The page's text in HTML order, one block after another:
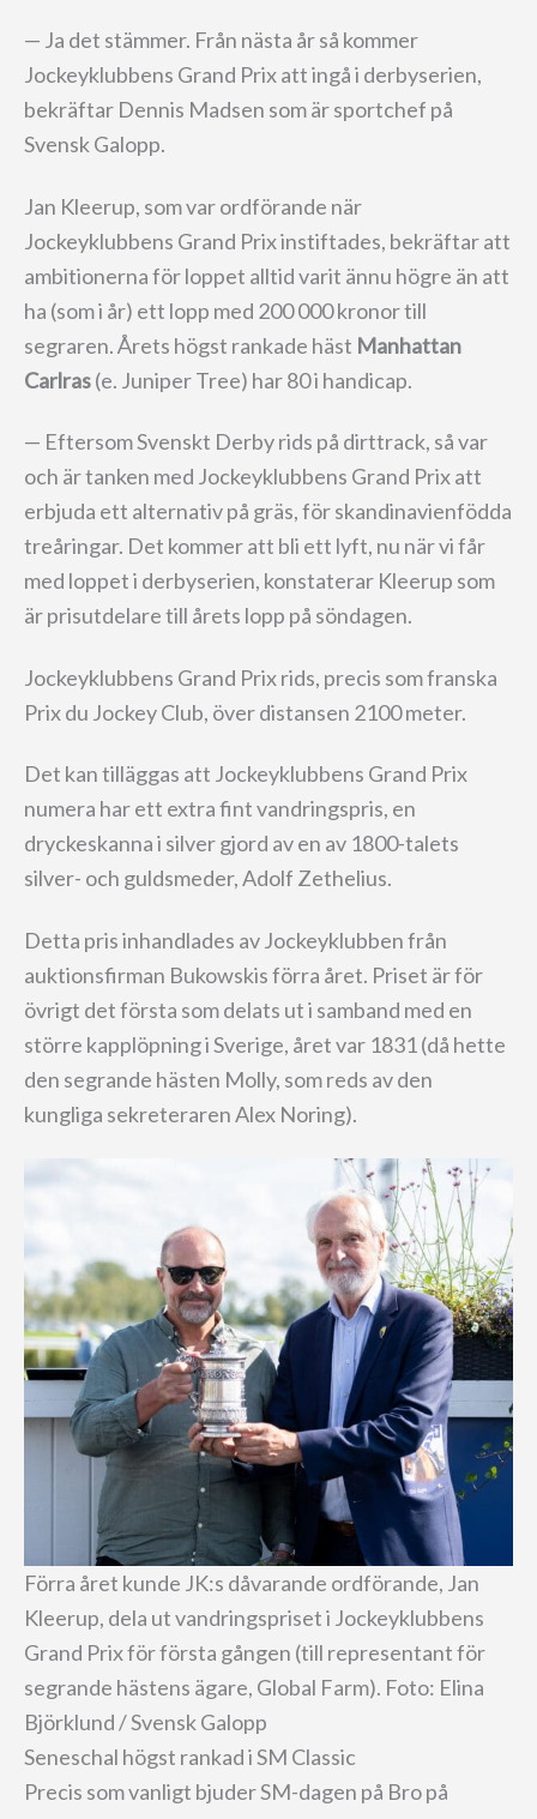
— Ja det stämmer. Från nästa år så kommer
Jockeyklubbens Grand Prix att ingå i derbyserien,
bekräftar Dennis Madsen som är sportchef på
Svensk Galopp.
Jan Kleerup, som var ordförande när
Jockeyklubbens Grand Prix instiftades, bekräftar att
ambitionerna för loppet alltid varit ännu högre än att
ha (som i år) ett lopp med 200 000 kronor till
segraren. Årets högst rankade häst Manhattan
Carlras(e. Juniper Tree) har 80 i handicap.
— Eftersom Svenskt Derby rids på dirttrack, så var
och är tanken med Jockeyklubbens Grand Prix att
erbjuda ett alternativ på gräs, för skandinavienfödda
treåringar. Det kommer att bli ett lyft, nu när vi får
med loppet i derbyserien, konstaterar Kleerup som
är prisutdelare till årets lopp på söndagen.
Jockeyklubbens Grand Prix rids, precis som franska
Prix du Jockey Club, över distansen 2100 meter.
Det kan tilläggas att Jockeyklubbens Grand Prix
numera har ett extra fint vandringspris, en
dryckeskanna i silver gjord av en av 1800-talets
silver- och guldsmeder, Adolf Zethelius.
Detta pris inhandlades av Jockeyklubben från
auktionsfirman Bukowskis förra året. Priset är för
övrigt det första som delats ut i samband med en
större kapplöpning i Sverige, året var 1831 (då hette
den segrande hästen Molly, som reds av den
kungliga sekreteraren Alex Noring).
Förra året kunde JK:s dåvarande ordförande, Jan
Kleerup, dela ut vandringspriset i Jockeyklubbens
Grand Prix för första gången (till representant för
segrande hästens ägare, Global Farm). Foto: Elina
Björklund / Svensk Galopp
Seneschal högst rankad i SM Classic
Precis som vanligt bjuder SM-dagen på Bro på